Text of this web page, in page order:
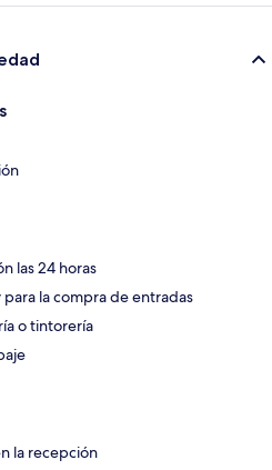
las 24 horas
la compra de entradas
o tintorería
la recepción